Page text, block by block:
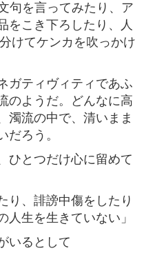
句を言ってみたり、ア
をこき下ろしたり、人
けてケンカを吹っかけ
ガティヴィティであふ
のようだ。どんなに高
濁流の中で、清いまま
ろう。
ひとつだけ心に留めて
り、誹謗中傷をしたり
人生を生きていない」
いるとして